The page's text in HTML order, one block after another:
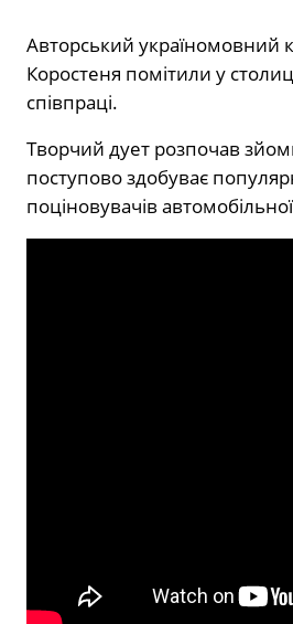
Авторський україномовний
Коростеня помітили у
співпраці.
Творчий дует розпочав
поступово здобуває
поціновувачів